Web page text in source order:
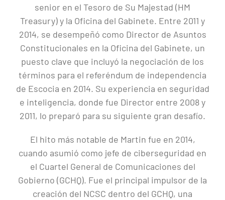
senior en el Tesoro de Su Majestad (HM
Treasury) y la Oficina del Gabinete. Entre 2011 y
2014, se desempeñó como Director de Asuntos
Constitucionales en la Oficina del Gabinete, un
puesto clave que incluyó la negociación de los
términos para el referéndum de independencia
de Escocia en 2014. Su experiencia en seguridad
e inteligencia, donde fue Director entre 2008 y
2011, lo preparó para su siguiente gran desafío.
El hito más notable de Martin fue en 2014,
cuando asumió como jefe de ciberseguridad en
el Cuartel General de Comunicaciones del
Gobierno (GCHQ). Fue el principal impulsor de la
creación del NCSC dentro del GCHQ, una